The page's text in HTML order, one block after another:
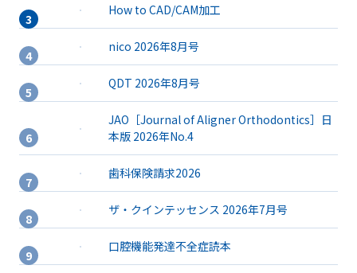
How to CAD/CAM加工
nico 2026年8月号
QDT 2026年8月号
JAO［Journal of Aligner Orthodontics］日
本版 2026年No.4
歯科保険請求2026
ザ・クインテッセンス 2026年7月号
口腔機能発達不全症読本